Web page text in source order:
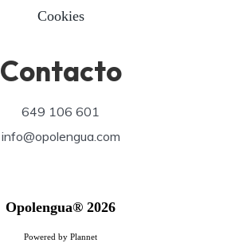
Cookies
Contacto
649 106 601
info@opolengua.com
Opolengua® 2026
Powered by Plannet